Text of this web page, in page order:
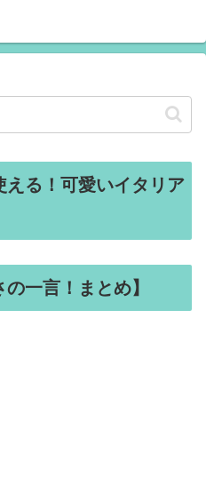
る！可愛いイタリア
一言！まとめ】